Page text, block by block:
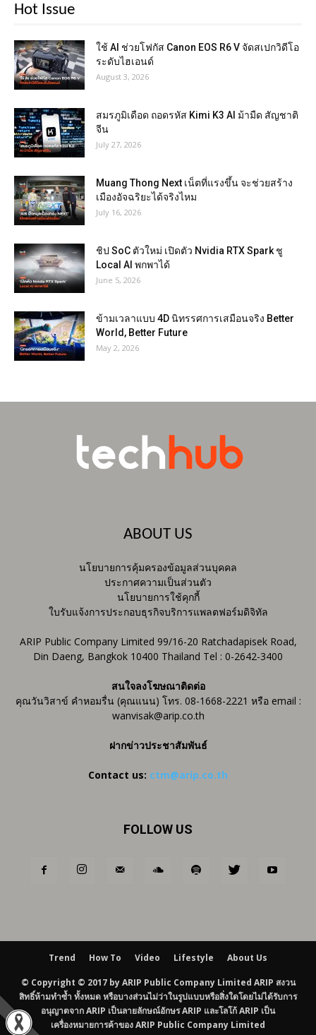
Hot Issue
ใช้ AI ช่วยโฟกัส Canon EOS R6 V จัดสเปกวิดีโอ
ระดับไฮเอนด์
August 3, 2026
สมรภูมิเดือด ถอดรหัส Kimi K3 AI ม้ามืด สัญชาติ
จีน
July 27, 2026
Muang Thong Next เน็ตที่แรงขึ้น จะช่วยสร้าง
เมืองอัจฉริยะได้จริงไหม
July 16, 2026
ชิป SoC ตัวใหม่ เปิดตัว Nvidia RTX Spark ชู
Local AI พกพาได้
June 5, 2026
ข้ามเวลาแบบ 4D นิทรรศการเสมือนจริง Better
World, Better Future
May 2, 2026
ABOUT US
นโยบายการคุ้มครองข้อมูลส่วนบุคคล
ประกาศความเป็นส่วนตัว
นโยบายการใช้คุกกี้
ใบรับแจ้งการประกอบธุรกิจบริการแพลตฟอร์มดิจิทัล
ARIP Public Company Limited 99/16-20 Ratchadapisek Road,
Din Daeng, Bangkok 10400 Thailand Tel : 0-2642-3400
สนใจลงโฆษณาติดต่อ
คุณวันวิสาข์ คำหอมรื่น (คุณแนน) โทร. 08-1668-2221 หรือ email :
wanvisak@arip.co.th
ฝากข่าวประชาสัมพันธ์
Contact us: ctm@arip.co.th
FOLLOW US
Trend How To Video Lifestyle About Us
© Copyright © 2017 by ARIP Public Company Limited ARIP สงวน
สิทธิ์ห้ามทำซ้ำ ทั้งหมด หรือบางส่วนไม่ว่าในรูปแบบหรือสิ่งใดโดยไม่ได้รับการ
อนุญาตจาก ARIP เป็นลายลักษณ์อักษร ARIP และโลโก้ ARIP เป็น
เครื่องหมายการค้าของ ARIP Public Company Limited